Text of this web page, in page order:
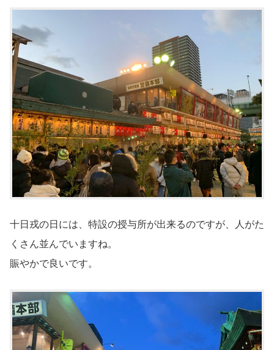
十日戎の日には、特設の授与所が出来るのですが、人がた
くさん並んでいますね。
賑やかで良いです。